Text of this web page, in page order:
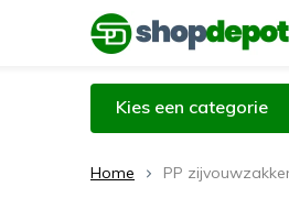
Kies een categorie
Home PP